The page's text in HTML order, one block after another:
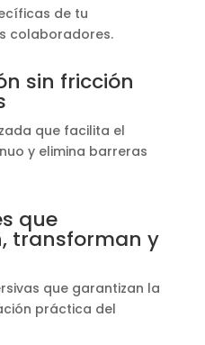
de tu
colaboradores.
sin fricción
que facilita el
y elimina barreras
que
transforman y
que garantizan la
práctica del